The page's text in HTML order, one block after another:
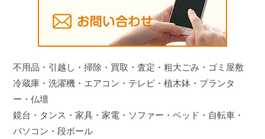
不用品・引越し・掃除・買取・査定・粗大ごみ・ゴミ屋敷
冷蔵庫・洗濯機・エアコン・テレビ・植木鉢・プランタ
ー・仏壇
鏡台・タンス・家具・家電・ソファー・ベッド・自転車・
パソコン・段ボール